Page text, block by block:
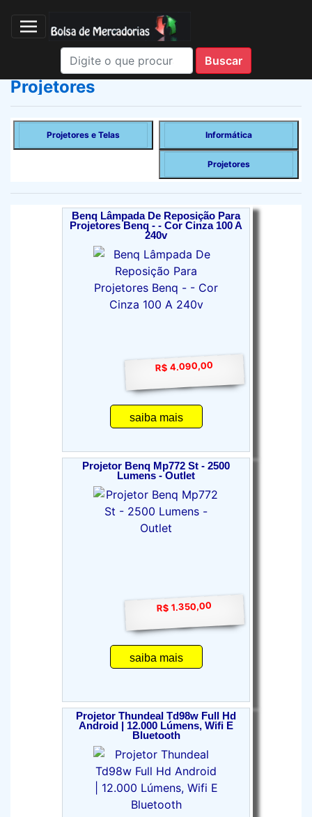
Projetores
Projetores e Telas Informática
Projetores
Benq Lâmpada De Reposição Para
Projetores Benq - - Cor Cinza 100 A
240v
R$ 4.090,00
saiba mais
Projetor Benq Mp772 St - 2500
Lumens - Outlet
R$ 1.350,00
saiba mais
Projetor Thundeal Td98w Full Hd
Android | 12.000 Lúmens, Wifi E
Bluetooth